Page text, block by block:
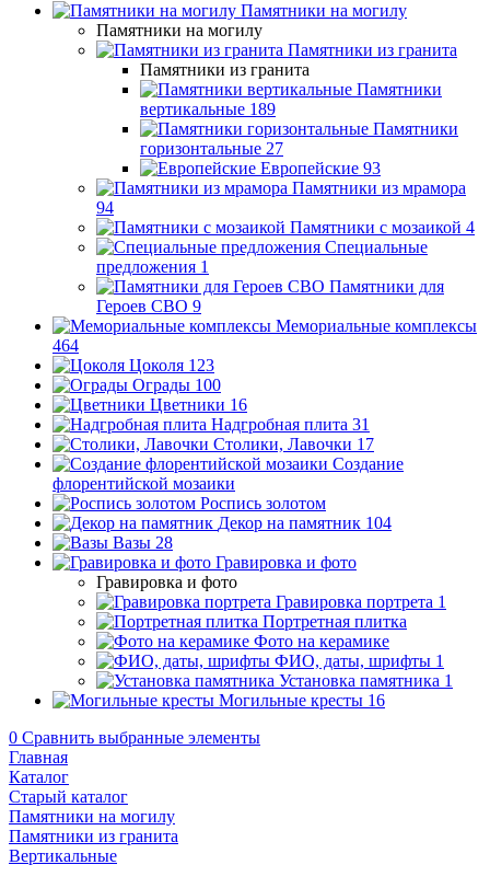
Памятники на могилу
Памятники на могилу
Памятники из гранита
Памятники из гранита
Памятники
вертикальные 189
Памятники
горизонтальные 27
Европейские 93
Памятники из мрамора
94
Памятники с мозаикой 4
Специальные
предложения 1
Памятники для
Героев СВО 9
Мемориальные комплексы
464
Цоколя 123
Ограды 100
Цветники 16
Надгробная плита 31
Столики, Лавочки 17
Создание
флорентийской мозаики
Роспись золотом
Декор на памятник 104
Вазы 28
Гравировка и фото
Гравировка и фото
Гравировка портрета 1
Портретная плитка
Фото на керамике
ФИО, даты, шрифты 1
Установка памятника 1
Могильные кресты 16
0 Сравнить выбранные элементы
Главная
Каталог
Старый каталог
Памятники на могилу
Памятники из гранита
Вертикальные